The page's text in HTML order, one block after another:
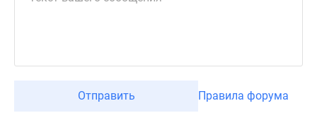
Отправить Правила форума